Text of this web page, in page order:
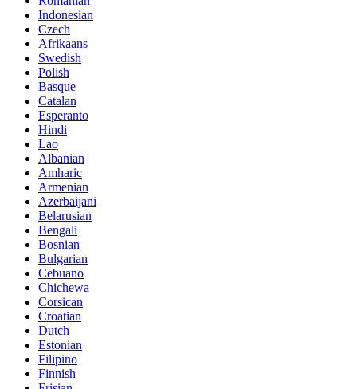
Indonesian
Czech
Afrikaans
Swedish
Polish
Basque
Catalan
Esperanto
Hindi
Lao
Albanian
Amharic
Armenian
Azerbaijani
Belarusian
Bengali
Bosnian
Bulgarian
Cebuano
Chichewa
Corsican
Croatian
Dutch
Estonian
Filipino
Finnish